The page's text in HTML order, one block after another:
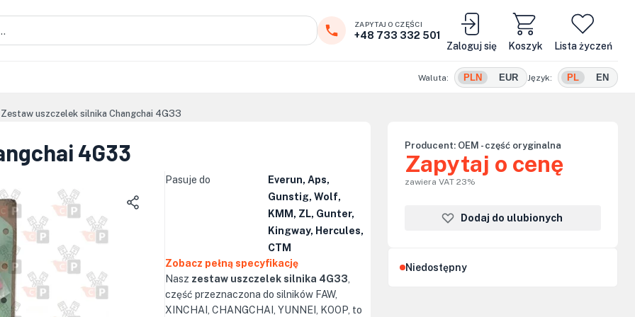
Koszyk
ZAPYTAJ O CZĘŚCI
+48 733 332 501
Zaloguj się
Lista życzeń
Waluta: PLN EUR Język: PL EN
Zestaw uszczelek silnika Changchai 4G33
4G33
Pasuje do
Everun, Aps,
Gunstig, Wolf,
KMM, ZL, Gunter,
Kingway, Hercules,
CTM
Zobacz pełną specyfikację
Nasz zestaw uszczelek silnika 4G33
część przeznaczona do silników FAW,
XINCHAI, CHANGCHAI, YUNNEI, KOOP, to
Producent: OEM - część oryginalna
Zapytaj o cenę
zawiera VAT 23%
Dodaj do ulubionych
Niedostępny